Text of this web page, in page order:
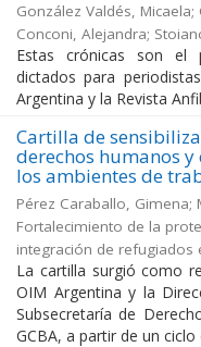
González Valdés,
Conconi, Alejandra;
Estas crónicas son el
dictados para
Argentina y la Revista
Cartilla de
derechos humanos
los ambientes de
Pérez Caraballo, Gimena;
Fortalecimiento de la
integración de refugiados
La cartilla surgió como
OIM Argentina y la
Subsecretaría de
GCBA, a partir de un ciclo